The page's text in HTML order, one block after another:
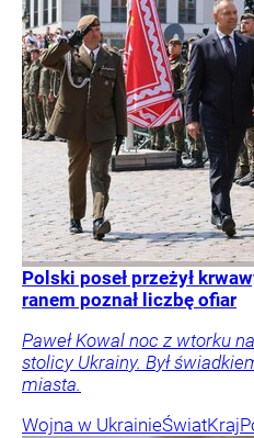
Polski poseł przeżył
ranem poznał liczbę ofiar
Paweł Kowal noc z wtorku
stolicy Ukrainy. Był
miasta.
Wojna w UkrainieŚwiatKraj